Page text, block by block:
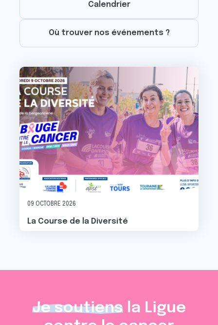
Calendrier
Où trouver nos événements ?
Image
09 OCTOBRE 2026
La Course de la Diversité
Je soutiens la Ligue